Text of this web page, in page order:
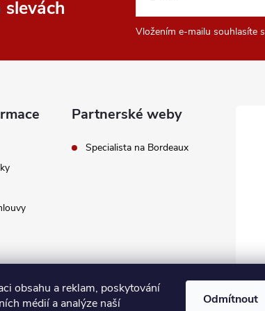
obsahu a reklam, poskytování
médií a analýze naší
Odmítnout
slevách
Vložením e-mailu souhlasíte s
Partnerské weby
Specialista na Bordeaux